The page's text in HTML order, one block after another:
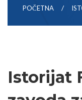
POČETNA
Istorijat